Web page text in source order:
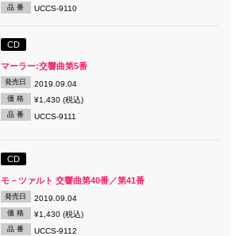
品 番 UCCS-9110
CD
マーラー:交響曲第5番
発売日 2019.09.04
価 格 ¥1,430 (税込)
品 番 UCCS-9111
CD
モ－ツァルト 交響曲第40番／第41番
発売日 2019.09.04
価 格 ¥1,430 (税込)
品 番 UCCS-9112